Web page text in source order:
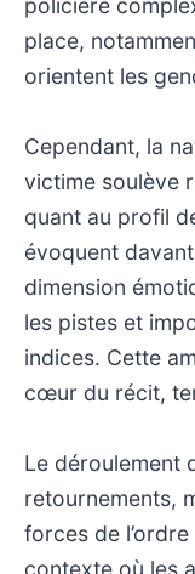
place,
orientent les
Cependant, la
victime soulève
quant au profil
évoquent
dimension
les pistes et
indices. Cette
cœur du récit,
Le déroulement
retournements,
forces de
contexte où les